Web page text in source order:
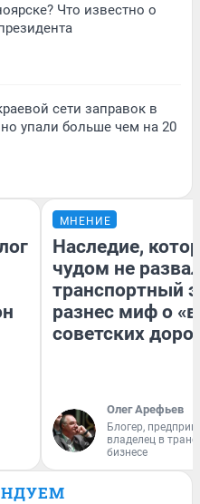
Что известно о
сети заправок в
упали больше чем на 20
МНЕНИЕ
Наследие,
чудом не
транспортный
разнес миф о
советских
Олег Арефьев
Блогер,
владелец в
бизнесе